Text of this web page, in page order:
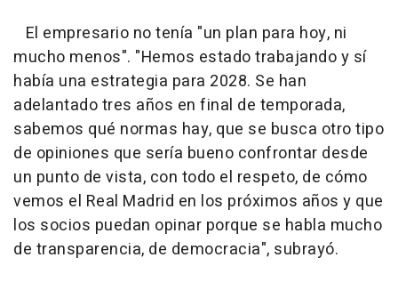
El empresario no tenía "un plan para hoy, ni
mucho menos". "Hemos estado trabajando y sí
había una estrategia para 2028. Se han
adelantado tres años en final de temporada,
sabemos qué normas hay, que se busca otro tipo
de opiniones que sería bueno confrontar desde
un punto de vista, con todo el respeto, de cómo
vemos el Real Madrid en los próximos años y que
los socios puedan opinar porque se habla mucho
de transparencia, de democracia", subrayó.